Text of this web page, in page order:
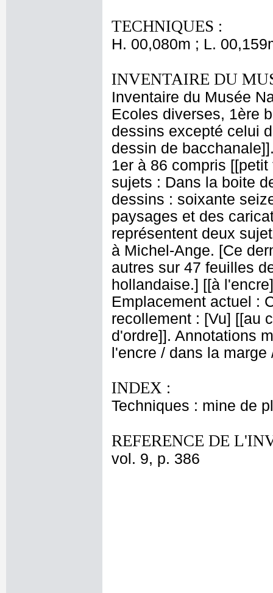
TECHNIQUES :
H. 00,080m ; L.
INVENTAIRE DU
Inventaire du Musée
Ecoles diverses, 1ère
dessins excepté celui
dessin de
1er à 86 compris
sujets : Dans la boite
dessins : soixante
paysages et des
représentent deux
à Michel-Ange. [Ce
autres sur 47 feuilles
hollandaise.] [[à
Emplacement actuel :
recollement : [Vu] [[au
d'ordre]]. Annotations
l'encre / dans la
INDEX :
Techniques : mine de
REFERENCE DE
vol. 9, p. 386